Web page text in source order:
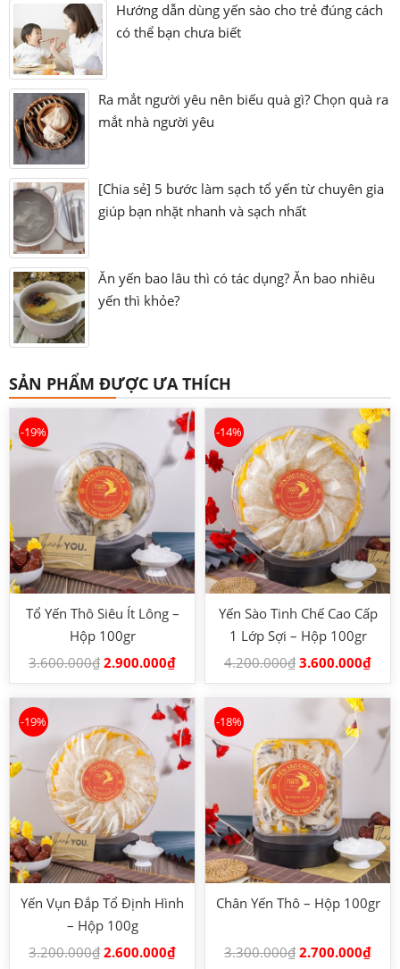
Hướng dẫn dùng yến sào cho trẻ đúng cách
có thể bạn chưa biết
Ra mắt người yêu nên biếu quà gì? Chọn quà ra
mắt nhà người yêu
[Chia sẻ] 5 bước làm sạch tổ yến từ chuyên gia
giúp bạn nhặt nhanh và sạch nhất
Ăn yến bao lâu thì có tác dụng? Ăn bao nhiêu
yến thì khỏe?
SẢN PHẨM ĐƯỢC ƯA THÍCH
-19%
Tổ Yến Thô Siêu Ít Lông –
Hộp 100gr
3.600.000₫ 2.900.000₫
-14%
Yến Sào Tinh Chế Cao Cấp
1 Lớp Sợi – Hộp 100gr
4.200.000₫ 3.600.000₫
-19%
Yến Vụn Đắp Tổ Định Hình
– Hộp 100g
3.200.000₫ 2.600.000₫
-18%
Chân Yến Thô – Hộp 100gr
3.300.000₫ 2.700.000₫